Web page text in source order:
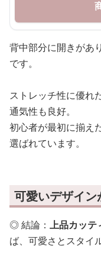
背中部分に開きがあ
です。
ストレッチ性に優れ
通気性も良好。
初心者が最初に揃え
選ばれています。
可愛いデザイ
◎ 結論： 上品カッテ
ば、可愛さとスタイ